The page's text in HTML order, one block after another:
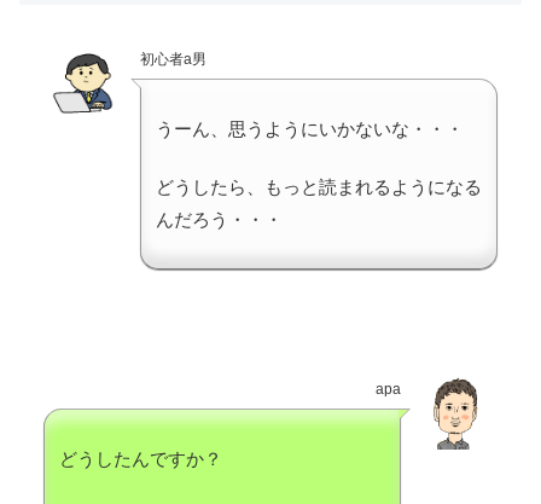
初心者a男
うーん、思うようにいかないな・・・
どうしたら、もっと読まれるようになる
んだろう・・・
apa
どうしたんですか？